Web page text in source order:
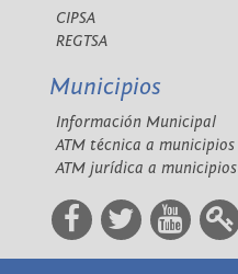
CIPSA
REGTSA
Municipios
Información Municipal
ATM técnica a municipios
ATM jurídica a municipios